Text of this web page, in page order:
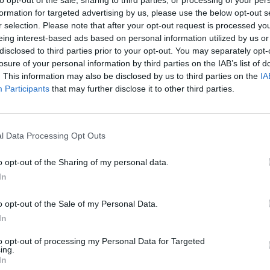
for targeted advertising by us, please use the below opt-out
selection. Please note that after your opt-out request is processed
interest-based ads based on personal information utilized by us
to third parties prior to your opt-out. You may separately
of your personal information by third parties on the IAB’s list of
This information may also be disclosed by us to third parties on the
Participants that may further disclose it to other third parties.
Data Processing Opt Outs
opt-out of the Sharing of my personal data.
opt-out of the Sale of my Personal Data.
opt-out of processing my Personal Data for Targeted
γεγονός της δολοφονίας του Άλκη.
του πανό του Παναιτωλικού με τον
του τον Άλκη, μας κάνει την τιμή και
δημιουργία του.
για αναλύσεις…
τα με τους κοντινούς σας
γονείς του Άλκη να συνεχίσουν να είναι
μια προσευχή για τον Άλκη, που συνεχίζει
Σύμβολο Αλλαγής…